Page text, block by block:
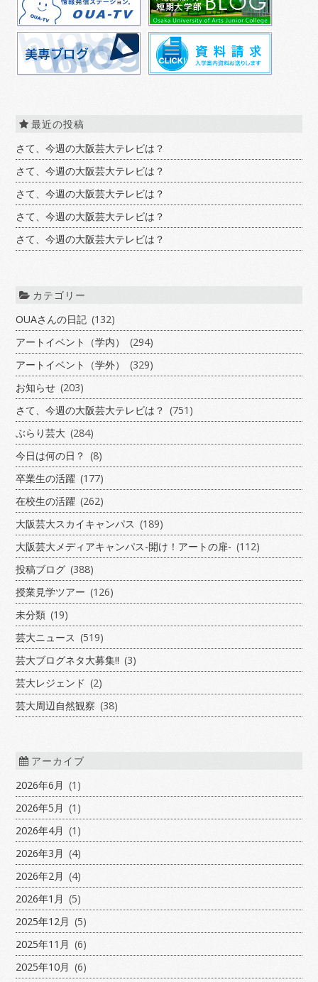
最近の投稿
さて、今週の大阪芸大テレビは？
さて、今週の大阪芸大テレビは？
さて、今週の大阪芸大テレビは？
さて、今週の大阪芸大テレビは？
さて、今週の大阪芸大テレビは？
カテゴリー
OUAさんの日記 (132)
アートイベント（学内）
(294)
アートイベント（学外）
(329)
お知らせ (203)
さて、今週の大阪芸大テレビは？ (751)
ぶらり芸大 (284)
今日は何の日？ (8)
卒業生の活躍 (177)
在校生の活躍 (262)
大阪芸大スカイキャンパス (189)
大阪芸大メディアキャンパス-開け！アートの扉- (112)
投稿ブログ (388)
授業見学ツアー (126)
未分類 (19)
芸大ニュース (519)
芸大ブログネタ大募集!! (3)
芸大レジェンド (2)
芸大周辺自然観察 (38)
アーカイブ
2026年6月 (1)
2026年5月 (1)
2026年4月 (1)
2026年3月 (4)
2026年2月 (4)
2026年1月 (5)
2025年12月 (5)
2025年11月 (6)
2025年10月 (6)